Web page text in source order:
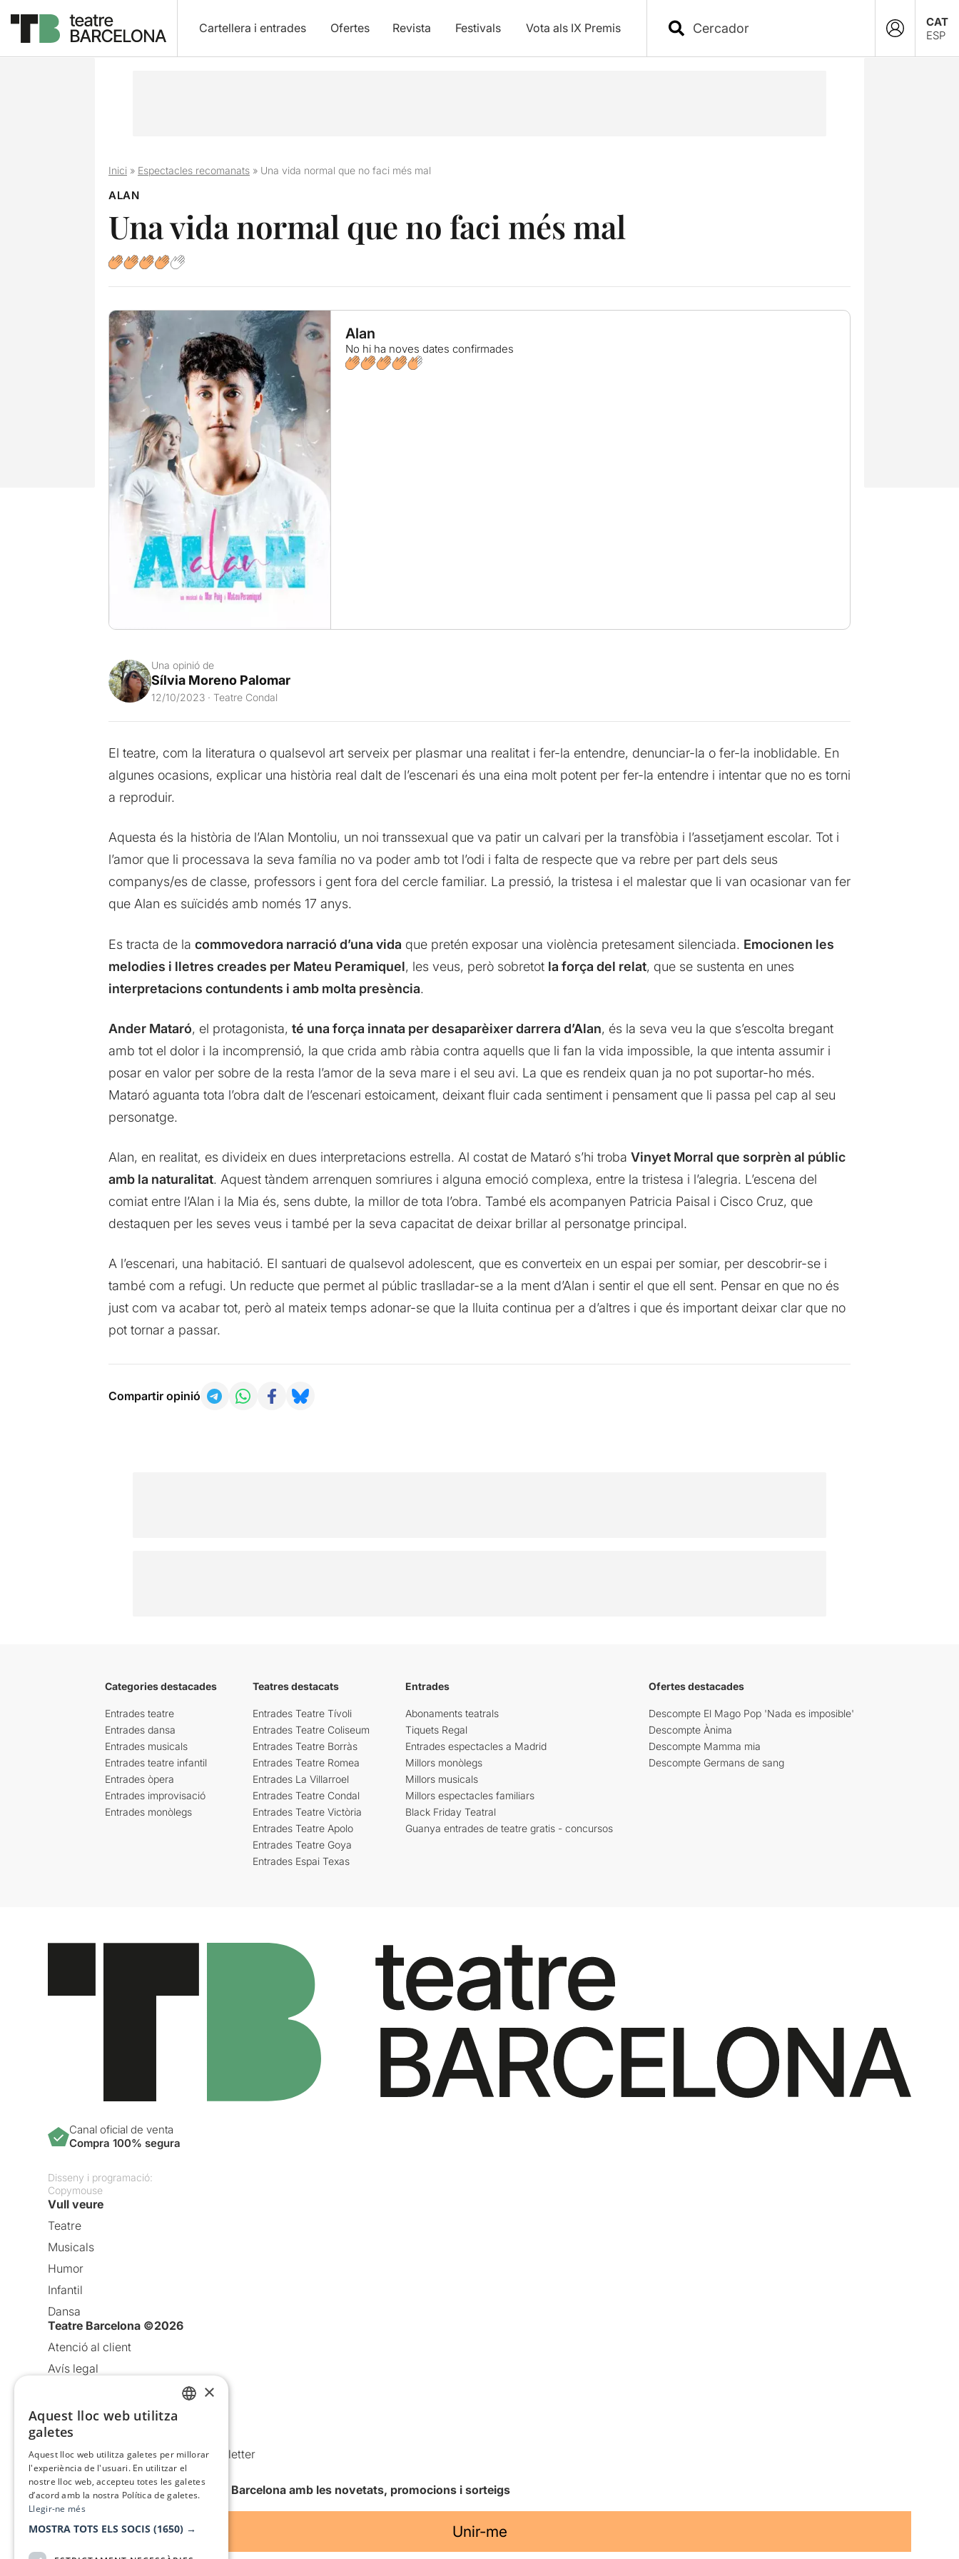
Cartellera i entrades Ofertes Revista Festivals Vota als IX Premis
CAT
ESP
Inici» Espectacles recomanats» Una vida normal que no faci més mal
ALAN
Una vida normal que no faci més mal
Alan
No hi ha noves dates confirmades
Una opinió de
Sílvia Moreno Palomar
12/10/2023 · Teatre Condal
El teatre, com la literatura o qualsevol art serveix per plasmar una realitat i fer-la entendre, denunciar-la o fer-la inoblidable. En
algunes ocasions, explicar una història real dalt de l’escenari és una eina molt potent per fer-la entendre i intentar que no es torni
a reproduir.
Aquesta és la història de l’Alan Montoliu, un noi transsexual que va patir un calvari per la transfòbia i l’assetjament escolar. Tot i
l’amor que li processava la seva família no va poder amb tot l’odi i falta de respecte que va rebre per part dels seus
companys/es de classe, professors i gent fora del cercle familiar. La pressió, la tristesa i el malestar que li van ocasionar van fer
que Alan es suïcidés amb només 17 anys.
Es tracta de la commovedora narració d’una vida que pretén exposar una violència pretesament silenciada. Emocionen les
melodies i lletres creades per Mateu Peramiquel, les veus, però sobretot la força del relat, que se sustenta en unes
interpretacions contundents i amb molta presència.
Ander Mataró, el protagonista, té una força innata per desaparèixer darrera d’Alan, és la seva veu la que s’escolta bregant
amb tot el dolor i la incomprensió, la que crida amb ràbia contra aquells que li fan la vida impossible, la que intenta assumir i
posar en valor per sobre de la resta l’amor de la seva mare i el seu avi. La que es rendeix quan ja no pot suportar-ho més.
Mataró aguanta tota l’obra dalt de l’escenari estoicament, deixant fluir cada sentiment i pensament que li passa pel cap al seu
personatge.
Alan, en realitat, es divideix en dues interpretacions estrella. Al costat de Mataró s’hi troba Vinyet Morral que sorprèn al públic
amb la naturalitat. Aquest tàndem arrenquen somriures i alguna emoció complexa, entre la tristesa i l’alegria. L’escena del
comiat entre l’Alan i la Mia és, sens dubte, la millor de tota l’obra. També els acompanyen Patricia Paisal i Cisco Cruz, que
destaquen per les seves veus i també per la seva capacitat de deixar brillar al personatge principal.
A l’escenari, una habitació. El santuari de qualsevol adolescent, que es converteix en un espai per somiar, per descobrir-se i
també com a refugi. Un reducte que permet al públic traslladar-se a la ment d’Alan i sentir el que ell sent. Pensar en que no és
just com va acabar tot, però al mateix temps adonar-se que la lluita continua per a d’altres i que és important deixar clar que no
pot tornar a passar.
Compartir opinió
Categories destacades
Entrades teatre
Entrades dansa
Entrades musicals
Entrades teatre infantil
Entrades òpera
Entrades improvisació
Entrades monòlegs
Teatres destacats
Entrades Teatre Tívoli
Entrades Teatre Coliseum
Entrades Teatre Borràs
Entrades Teatre Romea
Entrades La Villarroel
Entrades Teatre Condal
Entrades Teatre Victòria
Entrades Teatre Apolo
Entrades Teatre Goya
Entrades Espai Texas
Entrades
Abonaments teatrals
Tiquets Regal
Entrades espectacles a Madrid
Millors monòlegs
Millors musicals
Millors espectacles familiars
Black Friday Teatral
Guanya entrades de teatre gratis - concursos
Ofertes destacades
Descompte El Mago Pop 'Nada es imposible'
Descompte Ànima
Descompte Mamma mia
Descompte Germans de sang
Canal oficial de venta
Compra 100% segura
Disseny i programació:
Copymouse
Vull veure
Teatre
Musicals
Humor
Infantil
Dansa
Teatre Barcelona ©2026
Atenció al client
Avís legal
Política de cookies
Condicions d’ús
Comunicacions comercials i Newsletter
Anuncia’t
Vull rebre la newsletter de Teatre Barcelona amb les novetats, promocions i sorteigs
Unir-me
×
Aquest lloc web utilitza
galetes
Aquest lloc web utilitza galetes per millorar
l'experiència de l'usuari. En utilitzar el
nostre lloc web, accepteu totes les galetes
d’acord amb la nostra Política de galetes.
Llegir-ne més
MOSTRA TOTS ELS SOCIS (1650) →